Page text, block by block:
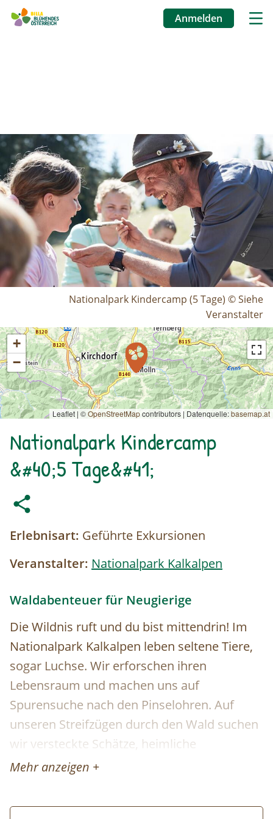
Anmelden
Nationalpark Kindercamp (5 Tage) © Siehe
Veranstalter
+
−
Leaflet | ©OpenStreetMapcontributors | Datenquelle:basemap.at
Nationalpark Kindercamp
&#40;5 Tage&#41;
Erlebnisart: Geführte Exkursionen
Veranstalter: Nationalpark Kalkalpen
Waldabenteuer für Neugierige
Die Wildnis ruft und du bist mittendrin! Im
Nationalpark Kalkalpen leben seltene Tiere,
sogar Luchse. Wir erforschen ihren
Lebensraum und machen uns auf
Spurensuche nach den Pinselohren. Auf
unseren Streifzügen durch den Wald suchen
wir versteckte Schätze, heimliche
Waldbewohner und geheimnisvolle Plätze.
erkennt und welche Pflanzen man essen
Mehr anzeigen +